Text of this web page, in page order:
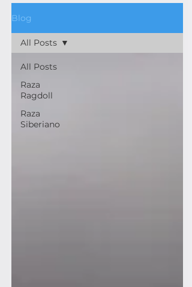
Blog
All Posts
Raza
Ragdoll
Raza
Siberiano
All Posts